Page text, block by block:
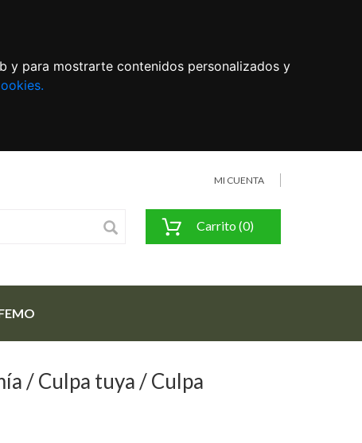
y para mostrarte contenidos personalizados y
MI CUENTA
Carrito (0)
/ Culpa tuya / Culpa